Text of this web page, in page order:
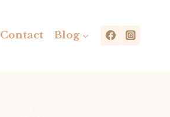
Contact Blog